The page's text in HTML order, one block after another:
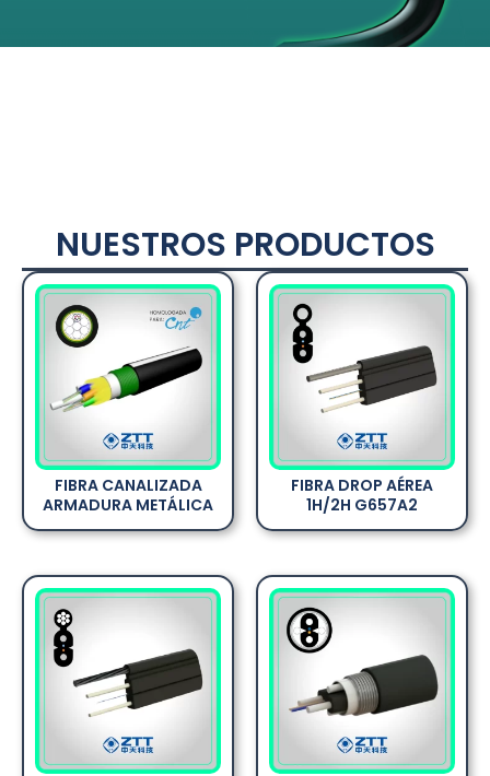
NUESTROS PRODUCTOS
FIBRA CANALIZADA
ARMADURA METÁLICA
FIBRA DROP AÉREA
1H/2H G657A2